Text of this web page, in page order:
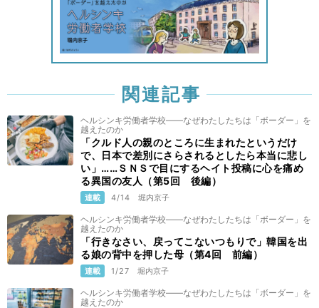
関連記事
ヘルシンキ労働者学校——なぜわたしたちは「ボーダー」を
越えたのか
「クルド人の親のところに生まれたというだけ
で、日本で差別にさらされるとしたら本当に悲し
い」……ＳＮＳで目にするヘイト投稿に心を痛め
る異国の友人（第5回 後編）
連載 4/14 堀内京子
ヘルシンキ労働者学校——なぜわたしたちは「ボーダー」を
越えたのか
「行きなさい、戻ってこないつもりで」韓国を出
る娘の背中を押した母（第4回 前編）
連載 1/27 堀内京子
ヘルシンキ労働者学校——なぜわたしたちは「ボーダー」を
越えたのか